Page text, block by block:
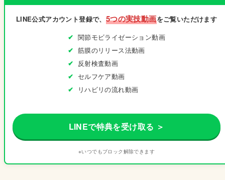
LINE公式アカウント登録で、 5つの実技動画をご覧いただけます
関節モビライゼーション動画
筋膜のリリース法動画
反射検査動画
セルフケア動画
リハビリの流れ動画
LINEで特典を受け取る ＞
※いつでもブロック解除できます